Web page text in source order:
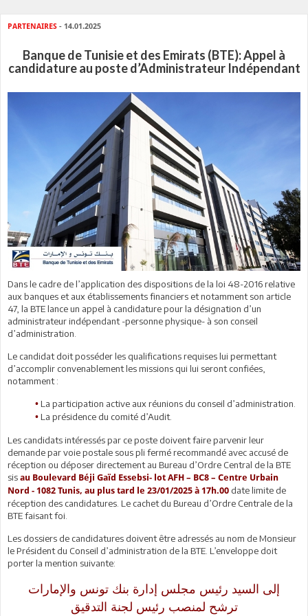
PARTENAIRES - 14.01.2025
Banque de Tunisie et des Emirats (BTE): Appel à
candidature au poste d’Administrateur Indépendant
Dans le cadre de l’application des dispositions de la loi 48-2016 relative
aux banques et aux établissements financiers et notamment son article
47, la BTE lance un appel à candidature pour la désignation d’un
administrateur indépendant -personne physique- à son conseil
d’administration.
Le candidat doit posséder les qualifications requises lui permettant
d’accomplir convenablement les missions qui lui seront confiées,
notamment :
• La participation active aux réunions du conseil d’administration.
• La présidence du comité d’Audit.
Les candidats intéressés par ce poste doivent faire parvenir leur
demande par voie postale sous pli fermé recommandé avec accusé de
réception ou déposer directement au Bureau d’Ordre Central de la BTE
sis au Boulevard Béji Gaïd Essebsi- lot AFH – BC8 – Centre Urbain
Nord - 1082 Tunis, au plus tard le 23/01/2025 à 17h.00 date limite de
réception des candidatures. Le cachet du Bureau d’Ordre Centrale de la
BTE faisant foi.
Les dossiers de candidatures doivent être adressés au nom de Monsieur
le Président du Conseil d’administration de la BTE. L’enveloppe doit
porter la mention suivante:
إلى السيد رئيس مجلس إدارة بنك تونس والإمارات
ترشح لمنصب رئيس لجنة التدقيق